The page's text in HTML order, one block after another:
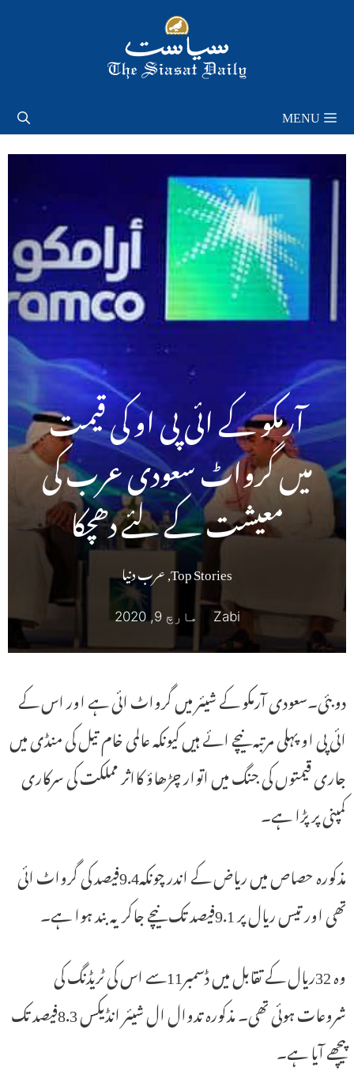
MENU
آرمکو کے ائی پی او کی قیمت
میں گرواٹ سعودی عرب کی
معیشت کے لئے دھچکا
Top Stories
,عرب دنیا
Zabi مارچ 9, 2020
دوبئی۔سعودی آرمکو کے شیئر میں گرواٹ ائی ہے اور اس کے
ائی پی او پہلی مرتبہ نیچے ائے ہیں کیونکہ عالمی خام تیل کی منڈی میں
جاری قیمتوں کی جنگ میں اتوار چڑھاؤ کااثر مملکت کی سرکاری
کمپنی پر پڑا ہے۔
مذکورہ حصاص میں ریاض کے اندر چونکہ9.4فیصد کی گرواٹ ائی
تھی اور تیس ریال پر 9.1فیصد تک نیچے جاکر یہ بند ہوا ہے۔
وہ 32ریال کے تقابل میں ڈسمبر11سے اس کی ٹریڈنگ کی
شروعات ہوئی تھی۔ مذکورہ تدوال ال شیئر انڈیکس 8.3فیصد تک
پیچھے آیا ہے۔